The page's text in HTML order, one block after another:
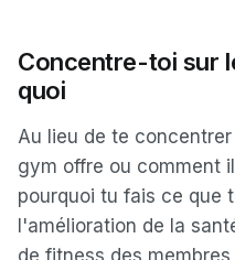
Concentre-toi sur
quoi
Au lieu de te
gym offre ou comment
pourquoi tu fais ce que
l'amélioration de la
de fitness des